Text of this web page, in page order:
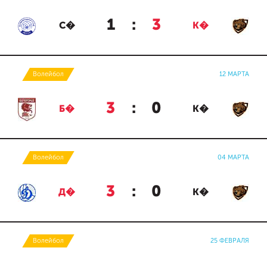
С� 1 : 3 К�
Волейбол 12 МАРТА
Б� 3 : 0 К�
Волейбол 04 МАРТА
Д� 3 : 0 К�
Волейбол 25 ФЕВРАЛЯ